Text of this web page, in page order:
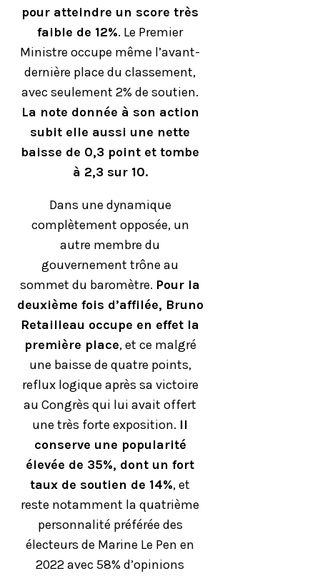
pour atteindre un score très
faible de 12%. Le Premier
Ministre occupe même l’avant-
dernière place du classement,
avec seulement 2% de soutien.
La note donnée à son action
subit elle aussi une nette
baisse de 0,3 point et tombe
à 2,3 sur 10.
Dans une dynamique
complètement opposée, un
autre membre du
gouvernement trône au
sommet du baromètre. Pour la
deuxième fois d’affilée, Bruno
Retailleau occupe en effet la
première place, et ce malgré
une baisse de quatre points,
reflux logique après sa victoire
au Congrès qui lui avait offert
une très forte exposition. Il
conserve une popularité
élevée de 35%, dont un fort
taux de soutien de 14%, et
reste notamment la quatrième
personnalité préférée des
électeurs de Marine Le Pen en
2022 avec 58% d’opinions